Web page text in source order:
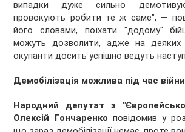
випадки дуже сильно
провокують робити те ж саме", —
його словами, поїхати "додому"
можуть дозволити, адже на деяких
окупанти досить успішно ведуть
Демобілізація можлива під час війни
Народний депутат з
Олексій Гончаренко повідомив у